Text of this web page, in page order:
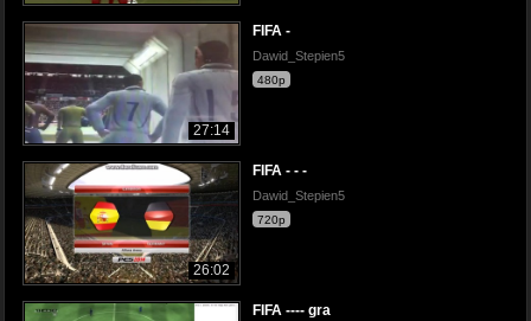
27:14
FIFA -
Dawid_Stepien5
480p
26:02
FIFA - - -
Dawid_Stepien5
720p
FIFA ---- gra